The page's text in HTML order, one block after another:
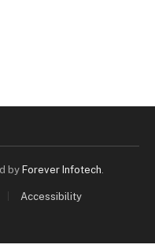
byForever Infotech
Accessibility